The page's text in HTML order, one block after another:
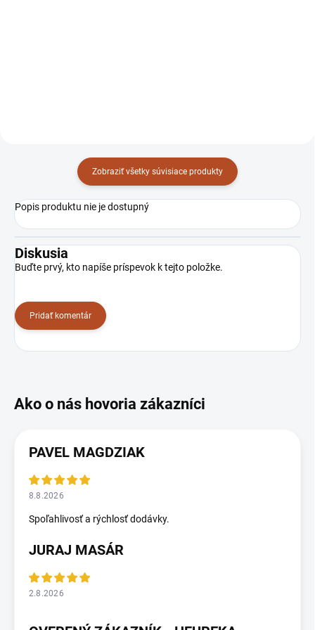
Zobraziť všetky súvisiace produkty
Popis produktu nie je dostupný
Diskusia
Buďte prvý, kto napíše príspevok k tejto položke.
Pridať komentár
PAVEL MAGDZIAK
8.8.2026
Spoľahlivosť a rýchlosť dodávky.
JURAJ MASÁR
2.8.2026